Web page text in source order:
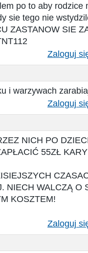
po to aby rodzice
sie tego nie
ZASTANOW SIE
Zaloguj
i warzywach
Zaloguj
NICH PO
55ZŁ
NIECH WALCZĄ O
KOSZTEM!
Zaloguj